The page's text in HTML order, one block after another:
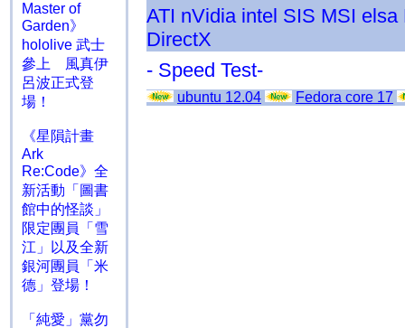
Master of
Garden》
hololive 武士
參上 風真伊
呂波正式登
場！
《星隕計畫
Ark
Re:Code》全
新活動「圖書
館中的怪談」
限定團員「雪
江」以及全新
銀河團員「米
德」登場！
「純愛」黨勿
ATI nVidia intel SIS MSI elsa
DirectX
- Speed Test-
ubuntu 12.04 Fedora core 17